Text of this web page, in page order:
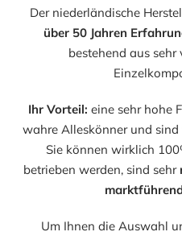
Der niederländische
über 50 Jahren
bestehend aus
Ihr Vorteil: eine sehr hohe
wahre Alleskönner und
Sie können wirklich
betrieben werden, sind sehr
Um Ihnen die Auswahl